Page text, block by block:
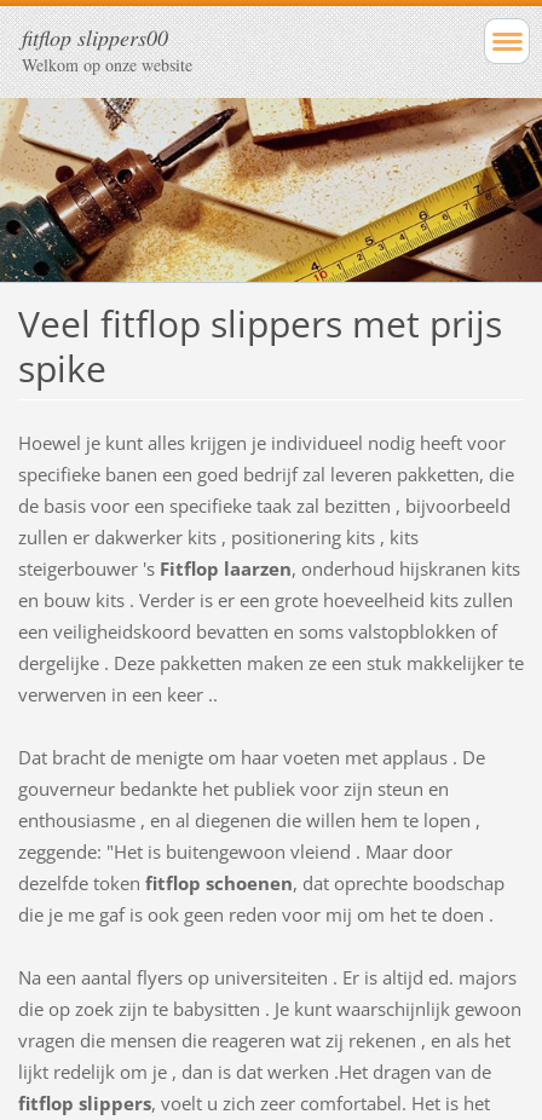
fitflop slippers00
Welkom op onze website
Veel fitflop slippers met prijs
spike
Hoewel je kunt alles krijgen je individueel nodig heeft voor
specifieke banen een goed bedrijf zal leveren pakketten, die
de basis voor een specifieke taak zal bezitten , bijvoorbeeld
zullen er dakwerker kits , positionering kits , kits
steigerbouwer 's Fitflop laarzen, onderhoud hijskranen kits
en bouw kits . Verder is er een grote hoeveelheid kits zullen
een veiligheidskoord bevatten en soms valstopblokken of
dergelijke . Deze pakketten maken ze een stuk makkelijker te
verwerven in een keer ..
Dat bracht de menigte om haar voeten met applaus . De
gouverneur bedankte het publiek voor zijn steun en
enthousiasme , en al diegenen die willen hem te lopen ,
zeggende: "Het is buitengewoon vleiend . Maar door
dezelfde token fitflop schoenen, dat oprechte boodschap
die je me gaf is ook geen reden voor mij om het te doen .
Na een aantal flyers op universiteiten . Er is altijd ed. majors
die op zoek zijn te babysitten . Je kunt waarschijnlijk gewoon
vragen die mensen die reageren wat zij rekenen , en als het
lijkt redelijk om je , dan is dat werken .Het dragen van de
fitflop slippers, voelt u zich zeer comfortabel. Het is het